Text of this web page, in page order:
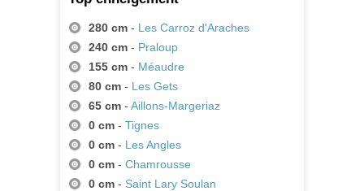
280 cm - Les Carroz d'Araches
240 cm - Praloup
155 cm - Méaudre
80 cm - Les Gets
65 cm - Aillons-Margeriaz
0 cm - Tignes
0 cm - Les Angles
0 cm - Chamrousse
0 cm - Saint Lary Soulan